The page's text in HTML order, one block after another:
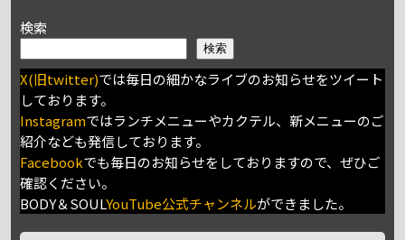
検索
検索
X(旧twitter)では毎日の細かなライブのお知らせをツイート
しております。
Instagramではランチメニューやカクテル、新メニューのご
紹介なども発信しております。
Facebookでも毎日のお知らせをしておりますので、ぜひご
確認ください。
BODY＆SOULYouTube公式チャンネルができました。